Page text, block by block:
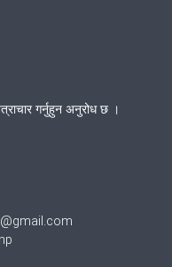
गर्नुहुन अनुरोध छ ।